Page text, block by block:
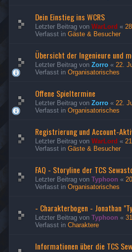
Dein Einstieg ins WCRS
Letzter Beitrag von WarLord «
Verfasst in Gäste & Besucher
Übersicht der Ingenieure und
Letzter Beitrag von Zorro « 22.
Verfasst in Organisatorisches
Offene Spieltermine
Letzter Beitrag von Zorro « 22.
Verfasst in Organisatorisches
Registrierung und Account-
Letzter Beitrag von WarLord «
Verfasst in Gäste & Besucher
FAQ - Storyline der TCS
Letzter Beitrag von Typhoon «
Verfasst in Organisatorisches
- Charakterbogen - Jonathan
Letzter Beitrag von Typhoon «
Verfasst in Charaktere
Informationen über die TCS